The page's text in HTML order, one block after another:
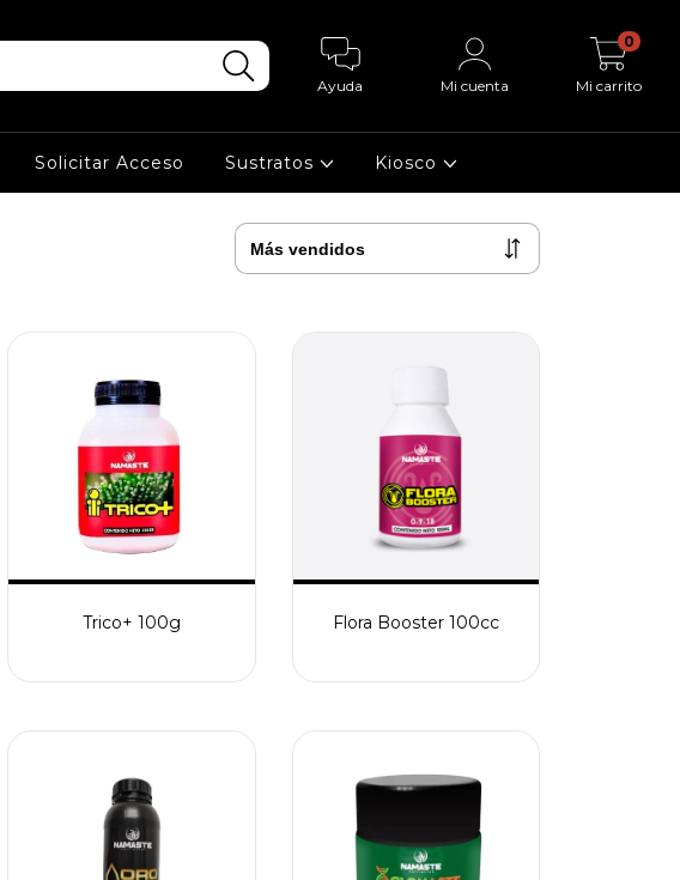
Ayuda Mi cuenta Mi carrito
0
Solicitar Acceso Sustratos Kiosco
Trico+ 100g Flora Booster 100cc